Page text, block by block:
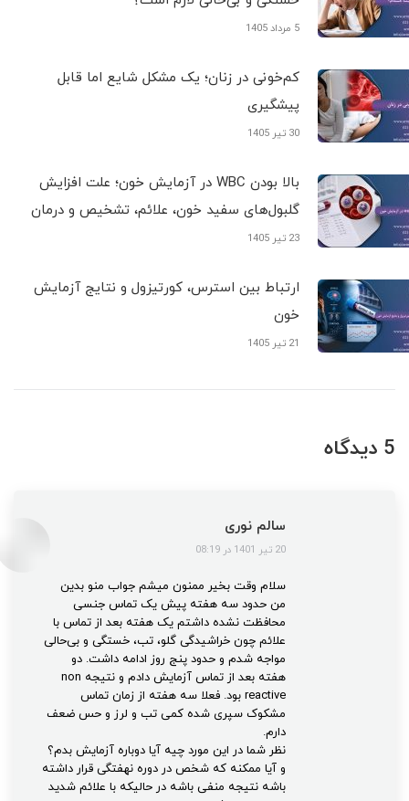
5 مرداد 1405
کم‌خونی در زنان؛ یک مشکل شایع اما قابل
پیشگیری
30 تیر 1405
بالا بودن WBC در آزمایش خون؛ علت افزایش
گلبول‌های سفید خون، علائم، تشخیص و درمان
23 تیر 1405
ارتباط بین استرس، کورتیزول و نتایج آزمایش
خون
21 تیر 1405
5 دیدگاه
سالم نوری
گفت:
20 تیر 1401 در 08:19
سلام وقت بخیر ممنون میشم جواب منو بدین
من حدود سه هفته پیش یک تماس جنسی
محافظت نشده داشتم یک هفته بعد از تماس با
علائم چون خراشیدگی گلو، تب، خستگی و بی‌حالی
مواجه شدم و حدود پنج روز ادامه داشت. دو
هفته بعد از تماس آزمایش دادم و نتیجه non
reactive بود. فعلا سه هفته از زمان تماس
مشکوک سپری شده کمی تب و لرز و حس ضعف
دارم.
نظر شما در این مورد چیه آیا دوباره آزمایش بدم؟
و آیا ممکنه که شخص در دوره نهفتگی قرار داشته
باشه نتیجه منفی باشه در حالیکه با علائم شدید